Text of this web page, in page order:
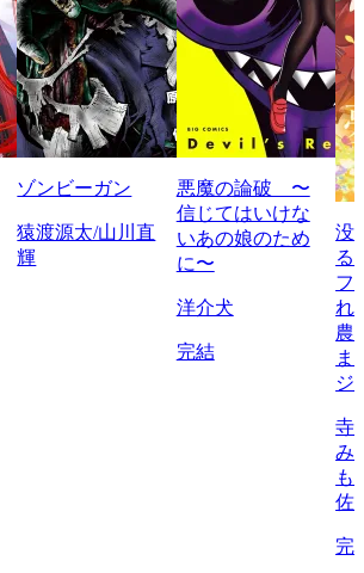
ゾンビーガン
猿渡源太/山川直
輝
悪魔の論破 〜
信じてはいけな
いあの娘のため
に〜
洋介犬
完結
没
る
フ
れ
農
ま
ジ
寺
み
も
佐
完